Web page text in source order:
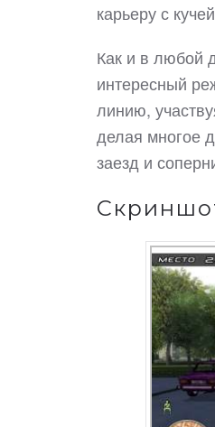
карьеру с
Как и в любой
интересный
линию,
делая многое
заезд и